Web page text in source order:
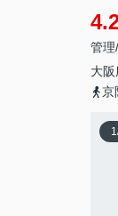
管理
大阪
京
1